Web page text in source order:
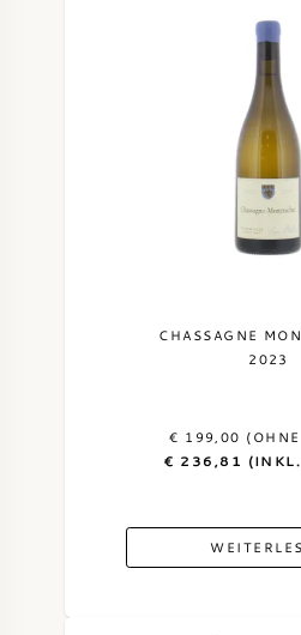
CHASSAGNE
2023
€ 199,00 (OHNE
€ 236,81 (INKL.